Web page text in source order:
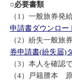
○必要書類
（1）一般旅券
申請書ダウンロー
（2）紛失一般
券申請書(紛失届)
（3）本人を確認
（4）戸籍謄本